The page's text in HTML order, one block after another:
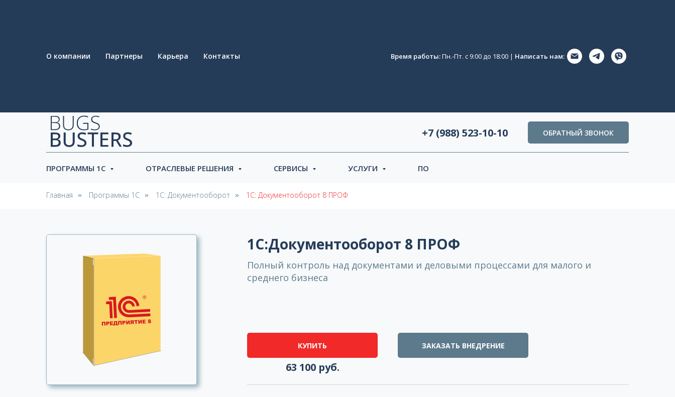
О компании Партнеры Карьера Контакты Время работы:Пн.-Пт. с 9:00 до 18:00 | Написать нам:
+7 (988) 523-10-10 ОБРАТНЫЙ ЗВОНОК
ПРОГРАММЫ 1С ОТРАСЛЕВЫЕ РЕШЕНИЯ СЕРВИСЫ УСЛУГИ ПО
Главная » Программы 1С » 1С: Документооборот » 1С: Документооборот 8 ПРОФ
1С:Документооборот 8 ПРОФ
Полный контроль над документами и деловыми процессами для малого и
среднего бизнеса
КУПИТЬ ЗАКАЗАТЬ ВНЕДРЕНИЕ
63 100 руб.